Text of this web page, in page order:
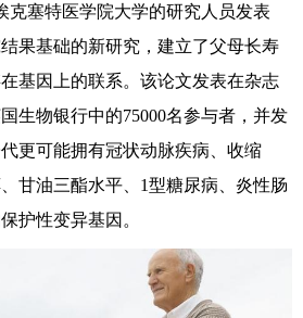
克塞特医学院大学的研究人员发表
果基础的新研究 ，建立了父母长寿
基因上的联系。该论文发表在杂志
生物银行中的75000名参与者 ，并发
更可能拥有冠状动脉疾病
收缩
甘油三酯水平 1型糖尿病、 炎性肠
护性变异基因 。